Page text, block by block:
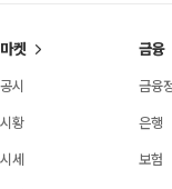
마켓
공시
시황
시세
금융
금융
은행
보험